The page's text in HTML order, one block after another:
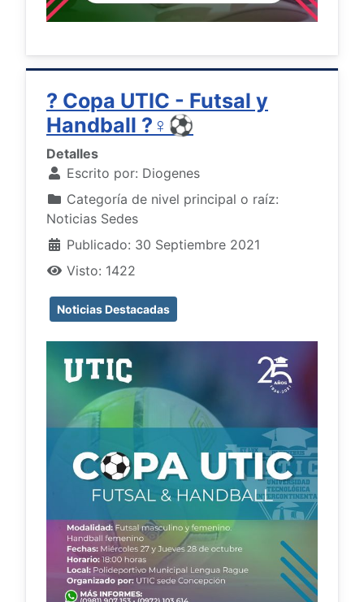
? Copa UTIC - Futsal y
Handball ?‍♀️⚽
Detalles
Escrito por: Diogenes
Categoría de nivel principal o raíz:
Noticias Sedes
Publicado: 30 Septiembre 2021
Visto: 1422
Noticias Destacadas